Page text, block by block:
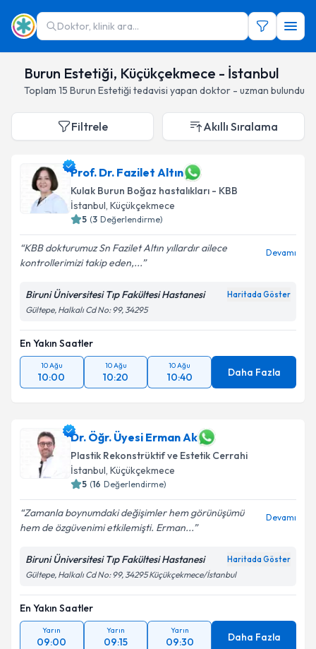
Doktor, klinik ara...
Burun Estetiği, Küçükçekmece - İstanbul
Toplam 15 Burun Estetiği tedavisi yapan doktor - uzman bulundu
Filtrele Akıllı Sıralama
Prof. Dr. Fazilet Altın
Kulak Burun Boğaz hastalıkları - KBB
İstanbul, Küçükçekmece
5 (3 Değerlendirme)
KBB dokturumuz Sn Fazilet Altın yıllardır ailece
kontrollerimizi takip eden,...
Devamı
Biruni Üniversitesi Tıp Fakültesi Hastanesi Haritada Göster
Gültepe, Halkalı Cd No: 99, 34295
En Yakın Saatler
10 Ağu
10:00
10 Ağu
10:20
10 Ağu
10:40 Daha Fazla
Dr. Öğr. Üyesi Erman Ak
Plastik Rekonstrüktif ve Estetik Cerrahi
İstanbul, Küçükçekmece
5 (16 Değerlendirme)
Zamanla boynumdaki değişimler hem görünüşümü
hem de özgüvenimi etkilemişti. Erman...
Devamı
Biruni Üniversitesi Tıp Fakültesi Hastanesi Haritada Göster
Gültepe, Halkalı Cd No: 99, 34295 Küçükçekmece/İstanbul
En Yakın Saatler
Yarın
09:00
Yarın
09:15
Yarın
09:30 Daha Fazla